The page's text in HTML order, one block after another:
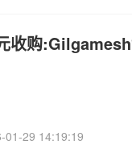
收购
01-29 14:19:19